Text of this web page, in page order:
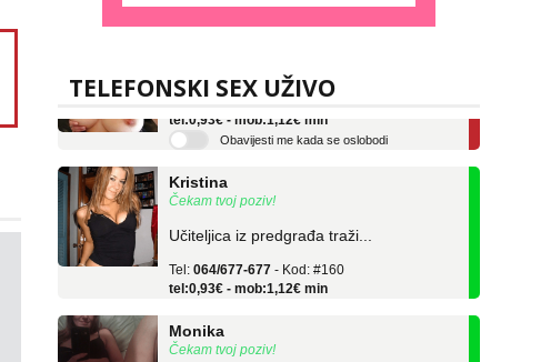
TELEFONSKI SEX UŽIVO
Liliana
Tel:064/677-677 - Kod: #69
tel:0,93€ - mob:1,12€ min
Obavijesti me kada se oslobodi
Čekam tvoj poziv!
Učiteljica iz predgrađa traži...
064/677-677
- Kod: #160
tel:0,93€ - mob:1,12€ min
Čekam tvoj poziv!